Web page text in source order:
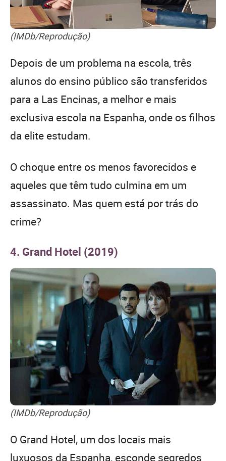
(IMDb/Reprodução)
Depois de um problema na escola, três
alunos do ensino público são transferidos
para a Las Encinas, a melhor e mais
exclusiva escola na Espanha, onde os filhos
da elite estudam.
O choque entre os menos favorecidos e
aqueles que têm tudo culmina em um
assassinato. Mas quem está por trás do
crime?
4. Grand Hotel (2019)
(IMDb/Reprodução)
O Grand Hotel, um dos locais mais
luxuosos da Espanha, esconde segredos